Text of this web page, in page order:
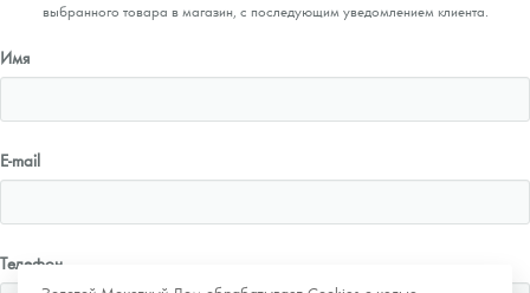
выбранного товара в магазин, с последующим уведомлением клиента.
Имя
E-mail
Телефон